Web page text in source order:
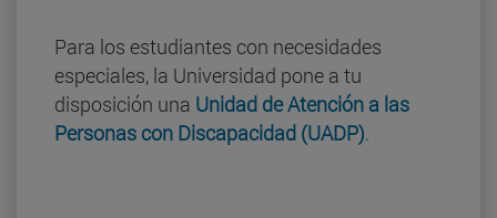
Para los estudiantes con necesidades
especiales, la Universidad pone a tu
disposición una Unidad de Atención a las
Personas con Discapacidad (UADP).